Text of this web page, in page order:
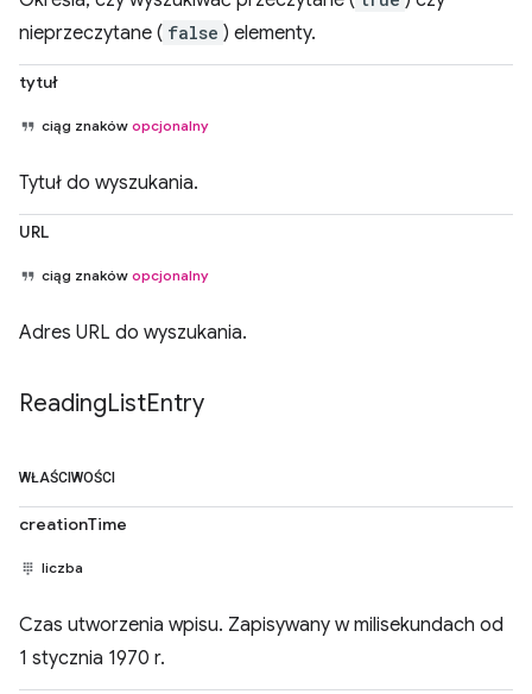
nieprzeczytane ( false ) elementy.
tytuł
ciąg znaków opcjonalny
Tytuł do wyszukania.
URL
ciąg znaków opcjonalny
Adres URL do wyszukania.
ReadingListEntry
WŁAŚCIWOŚCI
creationTime
liczba
Czas utworzenia wpisu. Zapisywany w milisekundach od
1 stycznia 1970 r.